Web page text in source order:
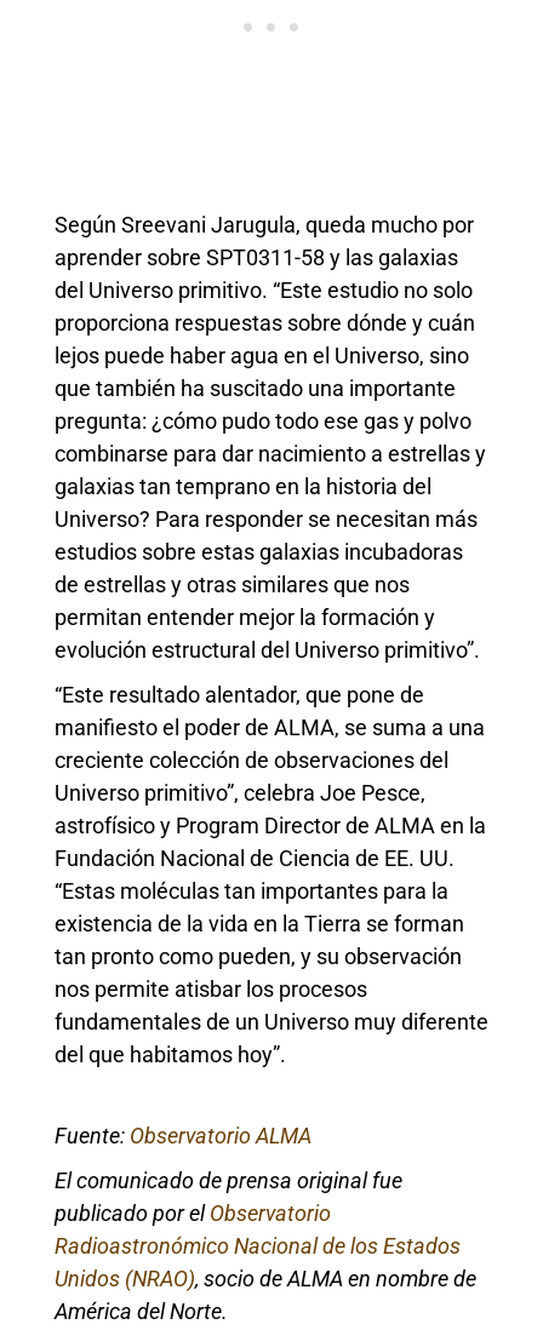
Según Sreevani Jarugula, queda mucho por
aprender sobre SPT0311-58 y las galaxias
del Universo primitivo. “Este estudio no solo
proporciona respuestas sobre dónde y cuán
lejos puede haber agua en el Universo, sino
que también ha suscitado una importante
pregunta: ¿cómo pudo todo ese gas y polvo
combinarse para dar nacimiento a estrellas y
galaxias tan temprano en la historia del
Universo? Para responder se necesitan más
estudios sobre estas galaxias incubadoras
de estrellas y otras similares que nos
permitan entender mejor la formación y
evolución estructural del Universo primitivo”.
“Este resultado alentador, que pone de
manifiesto el poder de ALMA, se suma a una
creciente colección de observaciones del
Universo primitivo”, celebra Joe Pesce,
astrofísico y Program Director de ALMA en la
Fundación Nacional de Ciencia de EE. UU.
“Estas moléculas tan importantes para la
existencia de la vida en la Tierra se forman
tan pronto como pueden, y su observación
nos permite atisbar los procesos
fundamentales de un Universo muy diferente
del que habitamos hoy”.
Fuente: Observatorio ALMA
El comunicado de prensa original fue
publicado por elObservatorio
Radioastronómico Nacional de los Estados
Unidos (NRAO), socio de ALMA en nombre de
América del Norte.